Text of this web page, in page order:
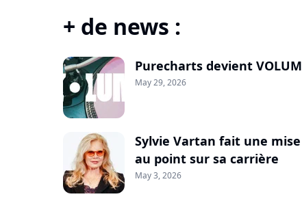
+ de news :
Purecharts devient VOLUM
May 29, 2026
Sylvie Vartan fait une mise
au point sur sa carrière
May 3, 2026